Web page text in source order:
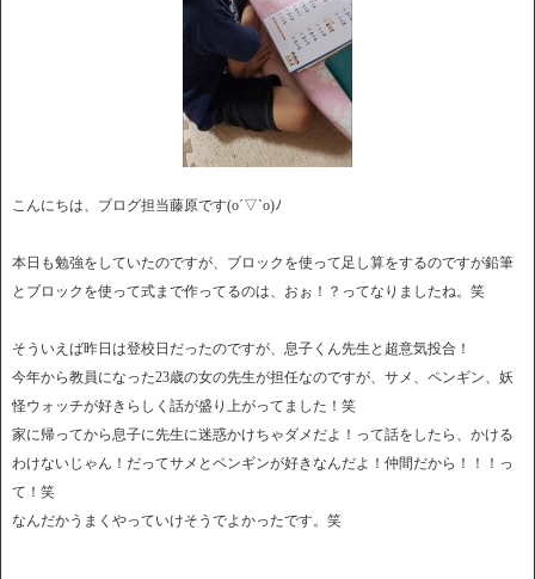
こんにちは、ブログ担当藤原です(o´▽`o)ﾉ
本日も勉強をしていたのですが、ブロックを使って足し算をするのですが鉛筆
とブロックを使って式まで作ってるのは、おぉ！？ってなりましたね。笑
そういえば昨日は登校日だったのですが、息子くん先生と超意気投合！
今年から教員になった23歳の女の先生が担任なのですが、サメ、ペンギン、妖
怪ウォッチが好きらしく話が盛り上がってました！笑
家に帰ってから息子に先生に迷惑かけちゃダメだよ！って話をしたら、かける
わけないじゃん！だってサメとペンギンが好きなんだよ！仲間だから！！！っ
て！笑
なんだかうまくやっていけそうでよかったです。笑